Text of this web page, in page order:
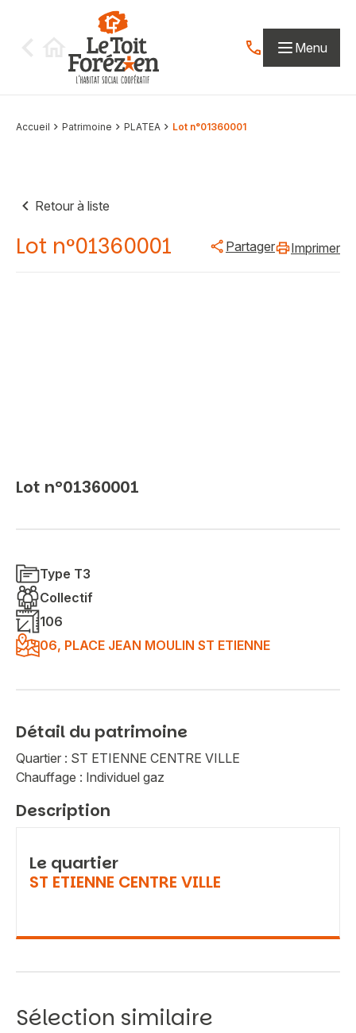
Contactez-nous
Menu
Accueil Patrimoine PLATEA Lot n°01360001
Retour à liste
Lot n°01360001 Partager Imprimer
Lot n°01360001
Type T3
Collectif
106
06, PLACE JEAN MOULIN ST ETIENNE
Détail du patrimoine
Quartier : ST ETIENNE CENTRE VILLE
Chauffage : Individuel gaz
Description
Le quartier
ST ETIENNE CENTRE VILLE
Sélection similaire